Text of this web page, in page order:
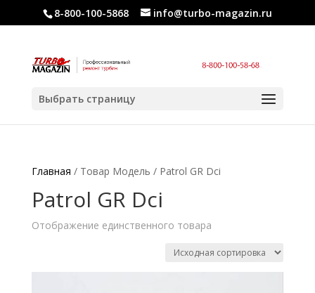
8-800-100-5868 info@turbo-magazin.ru
Выбрать страницу
Главная / Товар Модель / Patrol GR Dci
Patrol GR Dci
Отображение единственного товара